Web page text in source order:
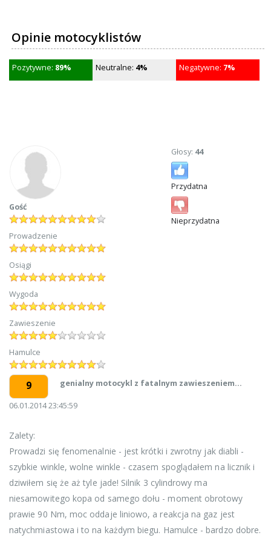
Opinie motocyklistów
Pozytywne: 89% Neutralne: 4% Negatywne: 7%
Gość
Prowadzenie
Osiągi
Wygoda
Zawieszenie
Hamulce
Głosy: 44
Przydatna
Nieprzydatna
9 genialny motocykl z fatalnym zawieszeniem...
06.01.2014 23:45:59
Zalety:
Prowadzi się fenomenalnie - jest krótki i zwrotny jak diabli -
szybkie winkle, wolne winkle - czasem spoglądałem na licznik i
dziwiłem się że aż tyle jade! Silnik 3 cylindrowy ma
niesamowitego kopa od samego dołu - moment obrotowy
prawie 90 Nm, moc oddaje liniowo, a reakcja na gaz jest
natychmiastowa i to na każdym biegu. Hamulce - bardzo dobre.